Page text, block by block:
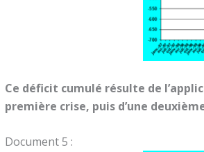
Ce déficit cumulé résulte de
première crise, puis d’une
Document 5 :